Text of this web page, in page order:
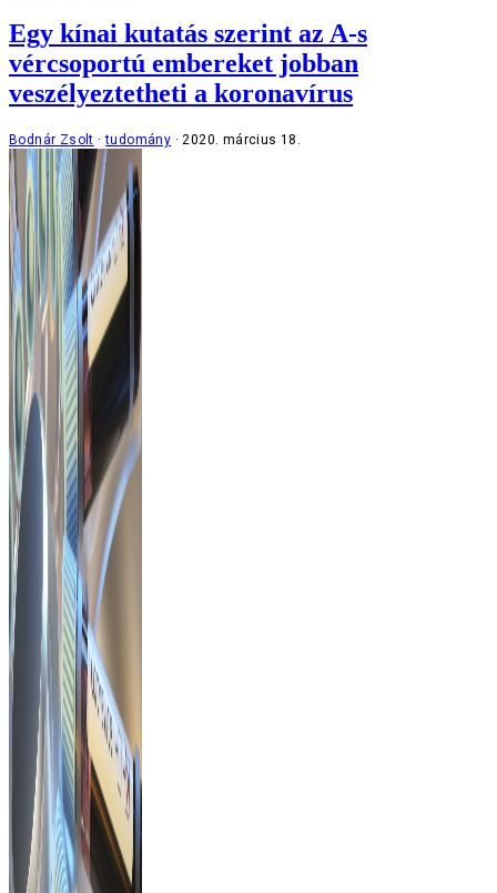
Egy kínai kutatás szerint az A-s
vércsoportú embereket jobban
veszélyeztetheti a koronavírus
Bodnár Zsolt tudomány 2020. március 18.